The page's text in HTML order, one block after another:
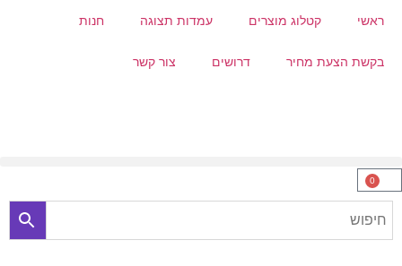
ראשי קטלוג מוצרים עמדות תצוגה חנות
בקשת הצעת מחיר דרושים צור קשר
0